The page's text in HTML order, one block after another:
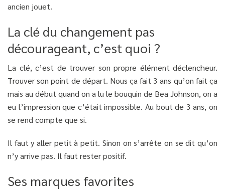
ancien jouet.
La clé du changement pas
décourageant, c’est quoi ?
La clé, c’est de trouver son propre élément déclencheur.
Trouver son point de départ. Nous ça fait 3 ans qu’on fait ça
mais au début quand on a lu le bouquin de Bea Johnson, on a
eu l’impression que c’était impossible. Au bout de 3 ans, on
se rend compte que si.
Il faut y aller petit à petit. Sinon on s’arrête on se dit qu’on
n’y arrive pas. Il faut rester positif.
Ses marques favorites